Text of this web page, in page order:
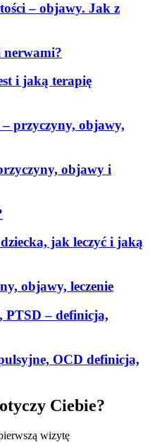
– objawy. Jak z
nerwami?
i jaką terapię
przyczyny, objawy,
objawy i
jak leczyć i jaką
objawy, leczenie
PTSD – definicja,
OCD definicja,
Ciebie?
wizytę